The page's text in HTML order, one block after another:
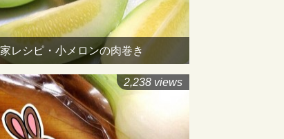
レシピ・小メロンの肉巻き
2,238 views